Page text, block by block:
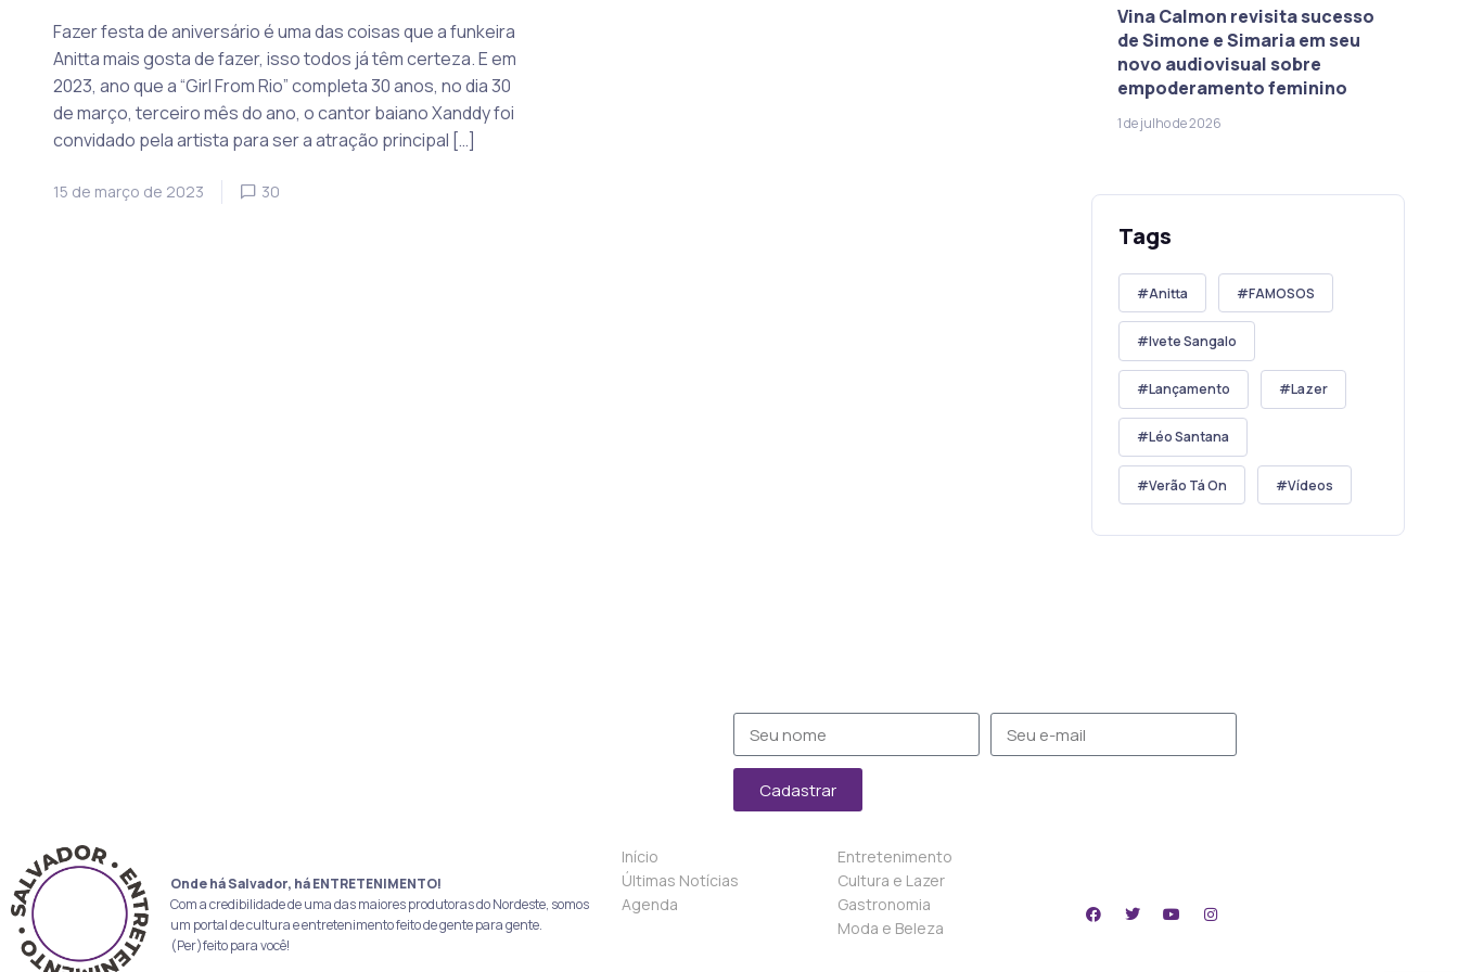
Fazer festa de aniversário é uma das coisas que a funkeira
Anitta mais gosta de fazer, isso todos já têm certeza. E em
2023, ano que a “Girl From Rio” completa 30 anos, no dia 30
de março, terceiro mês do ano, o cantor baiano Xanddy foi
convidado pela artista para ser a atração principal […]
15 de março de 2023 30
Vina Calmon revisita sucesso
de Simone e Simaria em seu
novo audiovisual sobre
empoderamento feminino
1 de julho de 2026
Tags
Anitta FAMOSOS
Ivete Sangalo
Lançamento Lazer
Léo Santana
Verão Tá On Vídeos
Cadastrar
Onde há Salvador, há ENTRETENIMENTO!
Com a credibilidade de uma das maiores produtoras do Nordeste, somos
um portal de cultura e entretenimento feito de gente para gente.
(Per)feito para você!
Início
Últimas Notícias
Agenda
Entretenimento
Cultura e Lazer
Gastronomia
Moda e Beleza